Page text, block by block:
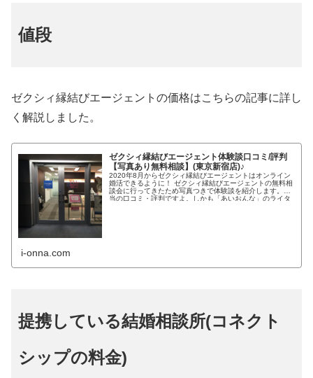
値段
ゼクシィ縁結びエージェントの価格はこちらの記事に詳し
く解説しました。
ゼクシィ縁結びエージェント体験談口コミ/評判
【写真あり無料相談】(東京新宿店)♪
2020年8月からゼクシィ縁結びエージェントはオンライン
婚活できるように！ ゼクシィ縁結びエージェントの無料相
談会に行ってきたため写真つきで体験談を紹介します。本
当の口コミ・評判ですよ。しかも「あいおんな」のライタ
i-onna.com
提携している結婚相談所(コネクト
シップの料金)